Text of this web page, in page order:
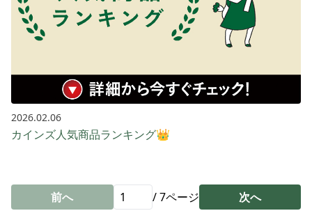
2026.02.06
カインズ人気商品ランキング👑
前へ /7ページ 次へ